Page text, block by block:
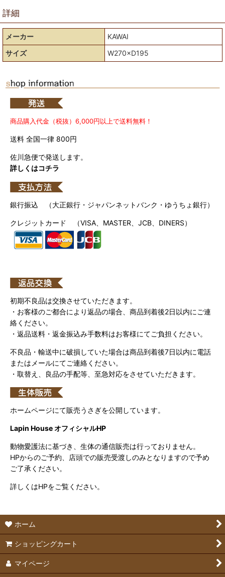
詳細
メーカー
KAWAI
サイズ
W270×D195
商品購入代金（税抜）6,000円以上で送料無料！
送料 全国一律 800円
佐川急便で発送します。
詳しくはコチラ
銀行振込 （大正銀行・ジャパンネットバンク・ゆうちょ銀行）
クレジットカード （VISA、MASTER、JCB、DINERS）
初期不良品は交換させていただきます。
・お客様のご都合により返品の場合、商品到着後2日以内にご連
絡ください。
・返品送料・返金振込み手数料はお客様にてご負担ください。
不良品・輸送中に破損していた場合は商品到着後7日以内に電話
またはメールにてご連絡ください。
・取替え、良品の手配等、至急対応をさせていただきます。
ホームページにて販売うさぎを公開しています。
Lapin House オフィシャルHP
動物愛護法に基づき、生体の通信販売は行っておりません。
HPからのご予約、店頭での販売受渡しのみとなりますので予め
ご了承ください。
詳しくはHPをご覧ください。
ホーム
ショッピングカート
マイページ